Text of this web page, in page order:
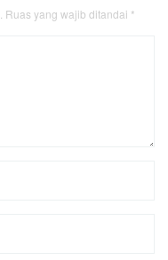
Ruas yang wajib ditandai *